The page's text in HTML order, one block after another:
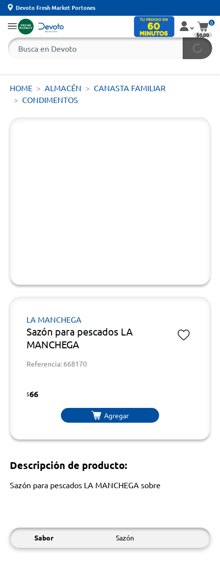
Devoto Fresh Market Portones
0
$0,00
HOME ALMACÉN
CANASTA FAMILIAR
CONDIMENTOS
LA MANCHEGA
Sazón para pescados LA
MANCHEGA
Referencia: 668170
$66
Agregar
Descripción de producto:
Sazón para pescados LA MANCHEGA sobre
Sabor Sazón